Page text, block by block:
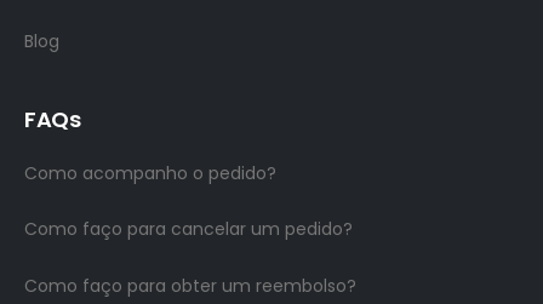
Blog
FAQs
Como acompanho o pedido?
Como faço para cancelar um pedido?
Como faço para obter um reembolso?